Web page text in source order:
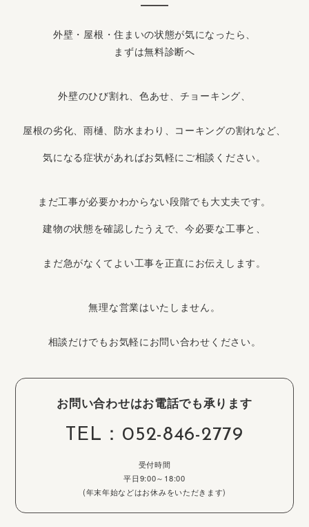
外壁・屋根・住まいの状態が気になったら、
まずは無料診断へ
外壁のひび割れ、色あせ、チョーキング、
屋根の劣化、雨樋、防水まわり、コーキングの割れなど、
気になる症状があればお気軽にご相談ください。
まだ工事が必要かわからない段階でも大丈夫です。
建物の状態を確認したうえで、今必要な工事と、
まだ急がなくてよい工事を正直にお伝えします。
無理な営業はいたしません。
相談だけでもお気軽にお問い合わせください。
お問い合わせはお電話でも承ります
TEL： 052-846-2779
受付時間
平日9:00～18:00
(年末年始などはお休みをいただきます)